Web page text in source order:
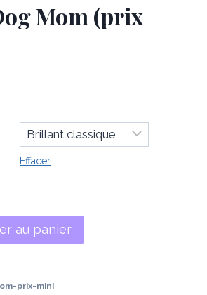
Mom (prix
Effacer
au panier
prix-mini